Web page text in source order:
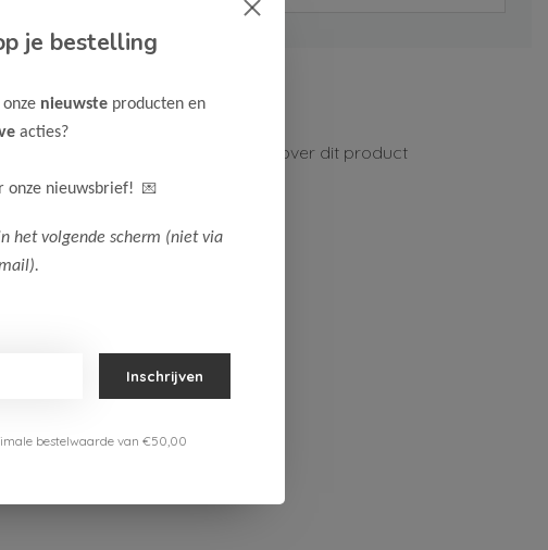
1-3 werkdagen
Neem contact op over dit product
je bestelling
nieuwste producten en
acties?
onze nieuwsbrief! 💌
het volgende scherm (niet via
Inschrijven
bestelwaarde van €50,00